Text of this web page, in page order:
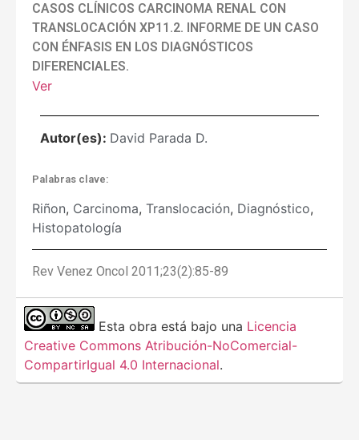
CASOS CLÍNICOS CARCINOMA RENAL CON
TRANSLOCACIÓN XP11.2. INFORME DE UN CASO
CON ÉNFASIS EN LOS DIAGNÓSTICOS
DIFERENCIALES.
Ver
Autor(es): David Parada D.
Palabras clave:
Riñon, Carcinoma, Translocación, Diagnóstico,
Histopatología
Rev Venez Oncol 2011;23(2):85-89
Esta obra está bajo una Licencia
Creative Commons Atribución-NoComercial-
CompartirIgual 4.0 Internacional.